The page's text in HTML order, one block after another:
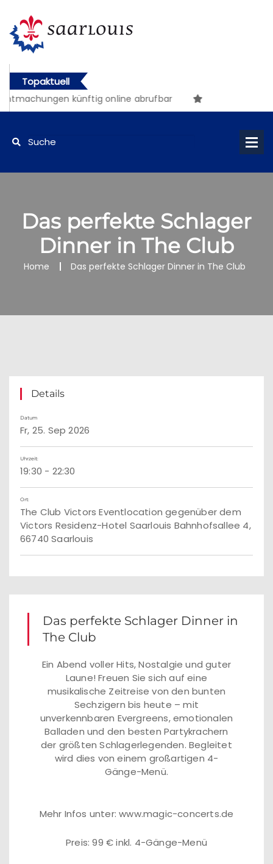
Topaktuell
künftig online abrufbar
Das perfekte Schlager
Dinner in The Club
Home Das perfekte Schlager Dinner in The Club
Details
Datum
Fr, 25. Sep 2026
Uhrzeit:
19:30 - 22:30
Ort:
The Club Victors Eventlocation gegenüber dem
Victors Residenz-Hotel Saarlouis Bahnhofsallee 4,
66740 Saarlouis
Das perfekte Schlager Dinner in
The Club
Ein Abend voller Hits, Nostalgie und guter
Laune! Freuen Sie sich auf eine
musikalische Zeitreise von den bunten
Sechzigern bis heute – mit
unverkennbaren Evergreens, emotionalen
Balladen und den besten Partykrachern
der größten Schlagerlegenden. Begleitet
wird dies von einem großartigen 4-
Gänge-Menü.
Mehr Infos unter: www.magic-concerts.de
Preis: 99 € inkl. 4-Gänge-Menü